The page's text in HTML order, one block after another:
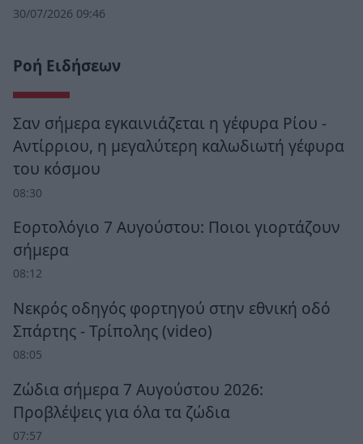
30/07/2026 09:46
Ροή Ειδήσεων
Σαν σήμερα εγκαινιάζεται η γέφυρα Ρίου -
Αντίρριου, η μεγαλύτερη καλωδιωτή γέφυρα
του κόσμου
08:30
Εορτολόγιο 7 Αυγούστου: Ποιοι γιορτάζουν
σήμερα
08:12
Νεκρός οδηγός φορτηγού στην εθνική οδό
Σπάρτης - Τρίπολης (video)
08:05
Ζώδια σήμερα 7 Αυγούστου 2026:
Προβλέψεις για όλα τα ζώδια
07:57